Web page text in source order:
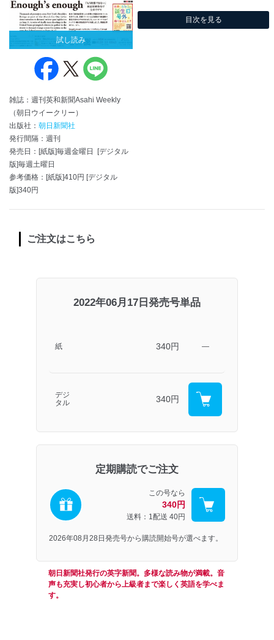
試し読み
雑誌：週刊英和新聞Asahi Weekly
（朝日ウイークリー）
出版社： 朝日新聞社
発行間隔：週刊
発売日：[紙版]毎週金曜日 [デジタル
版]毎週土曜日
参考価格：[紙版]410円 [デジタル
版]340円
目次を見る
ご注文はこちら
2022年06月17日発売号単品
紙 340円 ―
デジ
タル
340円
定期購読でご注文
この号なら
340円
送料：1配送 40円
2026年08月28日発売号から購読開始号が選べます。
朝日新聞社発行の英字新聞。多様な読み物が満載。音
声も充実し初心者から上級者まで楽しく英語を学べま
す。